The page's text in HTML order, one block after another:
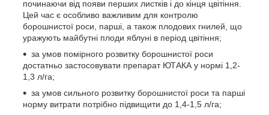
починаючи від появи перших листків і до кінця цвітіння.
Цей час є особливо важливим для контролю
борошнистої роси, парші, а також плодових гнилей, що
уражують майбутні плоди яблуні в період цвітіння;
за умов помірного розвитку борошнистої роси
достатньо застосовувати препарат ЮТАКА у нормі 1,2-
1,3 л/га;
за умов сильного розвитку борошнистої роси та парші
норму витрати потрібно підвищити до 1,4-1,5 л/га;